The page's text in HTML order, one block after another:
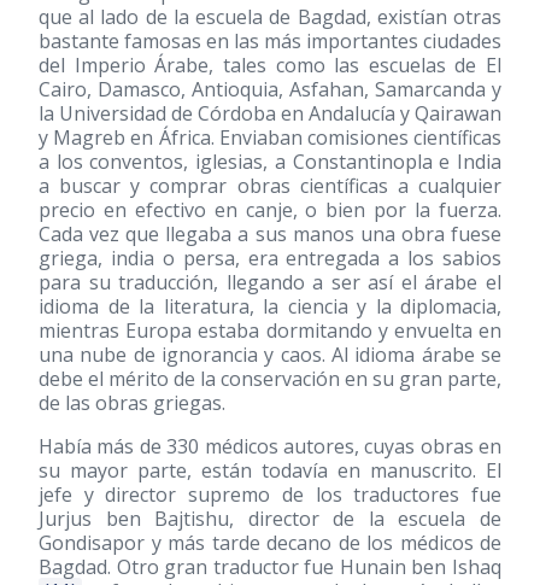
que al lado de la escuela de Bagdad, existían otras
bastante famosas en las más importantes ciudades
del Imperio Árabe, tales como las escuelas de El
Cairo, Damasco, Antioquia, Asfahan, Samarcanda y
la Universidad de Córdoba en Andalucía y Qairawan
y Magreb en África. Enviaban comisiones científicas
a los conventos, iglesias, a Constantinopla e India
a buscar y comprar obras científicas a cualquier
precio en efectivo en canje, o bien por la fuerza.
Cada vez que llegaba a sus manos una obra fuese
griega, india o persa, era entregada a los sabios
para su traducción, llegando a ser así el árabe el
idioma de la literatura, la ciencia y la diplomacia,
mientras Europa estaba dormitando y envuelta en
una nube de ignorancia y caos. Al idioma árabe se
debe el mérito de la conservación en su gran parte,
de las obras griegas.
Había más de 330 médicos autores, cuyas obras en
su mayor parte, están todavía en manuscrito. El
jefe y director supremo de los traductores fue
Jurjus ben Bajtishu, director de la escuela de
Gondisapor y más tarde decano de los médicos de
Bagdad. Otro gran traductor fue Hunain ben Ishaq